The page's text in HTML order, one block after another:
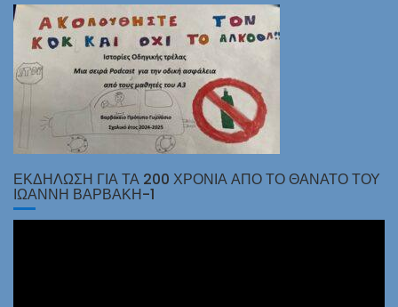
ΕΚΔΗΛΩΣΗ ΓΙΑ ΤΑ 200 ΧΡΟΝΙΑ ΑΠΟ ΤΟ ΘΑΝΑΤΟ ΤΟΥ
ΙΩΑΝΝΗ ΒΑΡΒΑΚΗ-1